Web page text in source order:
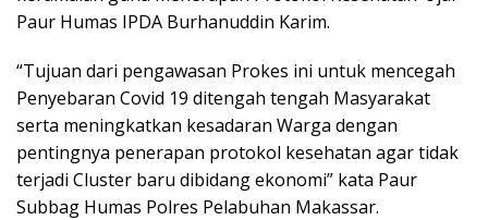
Paur Humas IPDA Burhanuddin Karim.
“Tujuan dari pengawasan Prokes ini untuk mencegah
Penyebaran Covid 19 ditengah tengah Masyarakat
serta meningkatkan kesadaran Warga dengan
pentingnya penerapan protokol kesehatan agar tidak
terjadi Cluster baru dibidang ekonomi” kata Paur
Subbag Humas Polres Pelabuhan Makassar.